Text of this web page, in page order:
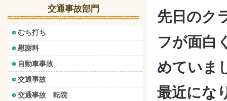
先日のク
フが面白
めていま
最近にな
交通事故部門
むち打ち
慰謝料
自動車事故
交通事故
交通事故 転院